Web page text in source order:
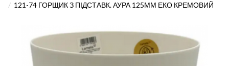
121-74 ГОРЩИК З ПІДСТАВК. АУРА 125ММ ЕКО КРЕМОВИЙ